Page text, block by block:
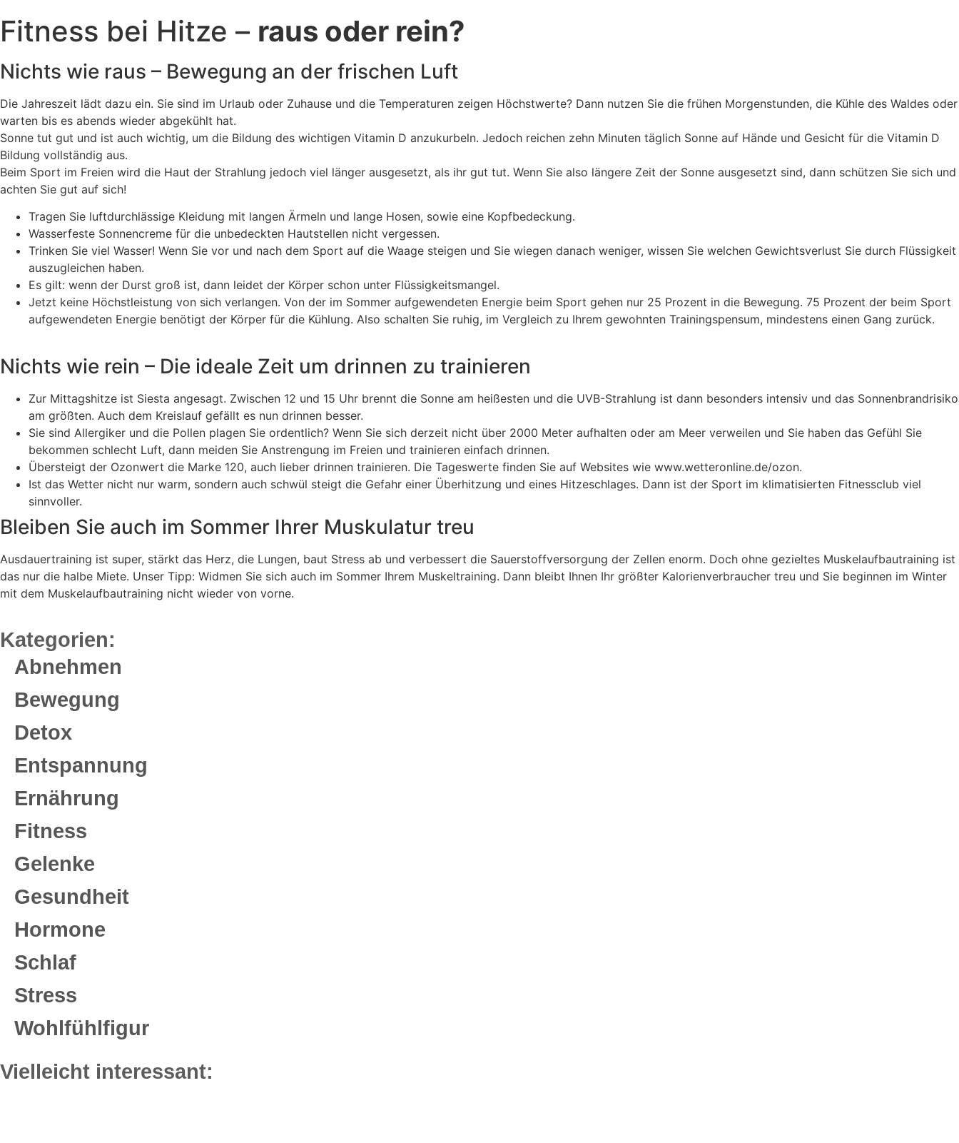
Fitness bei Hitze – raus oder rein?
Nichts wie raus – Bewegung an der frischen Luft
Die Jahreszeit lädt dazu ein. Sie sind im Urlaub oder Zuhause und die Temperaturen zeigen Höchstwerte? Dann nutzen Sie die frühen Morgenstunden, die Kühle des Waldes oder
warten bis es abends wieder abgekühlt hat.
Sonne tut gut und ist auch wichtig, um die Bildung des wichtigen Vitamin D anzukurbeln. Jedoch reichen zehn Minuten täglich Sonne auf Hände und Gesicht für die Vitamin D
Bildung vollständig aus.
Beim Sport im Freien wird die Haut der Strahlung jedoch viel länger ausgesetzt, als ihr gut tut. Wenn Sie also längere Zeit der Sonne ausgesetzt sind, dann schützen Sie sich und
achten Sie gut auf sich!
Tragen Sie luftdurchlässige Kleidung mit langen Ärmeln und lange Hosen, sowie eine Kopfbedeckung.
Wasserfeste Sonnencreme für die unbedeckten Hautstellen nicht vergessen.
Trinken Sie viel Wasser! Wenn Sie vor und nach dem Sport auf die Waage steigen und Sie wiegen danach weniger, wissen Sie welchen Gewichtsverlust Sie durch Flüssigkeit
auszugleichen haben.
Es gilt: wenn der Durst groß ist, dann leidet der Körper schon unter Flüssigkeitsmangel.
Jetzt keine Höchstleistung von sich verlangen. Von der im Sommer aufgewendeten Energie beim Sport gehen nur 25 Prozent in die Bewegung. 75 Prozent der beim Sport
aufgewendeten Energie benötigt der Körper für die Kühlung. Also schalten Sie ruhig, im Vergleich zu Ihrem gewohnten Trainingspensum, mindestens einen Gang zurück.
Nichts wie rein – Die ideale Zeit um drinnen zu trainieren
Zur Mittagshitze ist Siesta angesagt. Zwischen 12 und 15 Uhr brennt die Sonne am heißesten und die UVB-Strahlung ist dann besonders intensiv und das Sonnenbrandrisiko
am größten. Auch dem Kreislauf gefällt es nun drinnen besser.
Sie sind Allergiker und die Pollen plagen Sie ordentlich? Wenn Sie sich derzeit nicht über 2000 Meter aufhalten oder am Meer verweilen und Sie haben das Gefühl Sie
bekommen schlecht Luft, dann meiden Sie Anstrengung im Freien und trainieren einfach drinnen.
Übersteigt der Ozonwert die Marke 120, auch lieber drinnen trainieren. Die Tageswerte finden Sie auf Websites wie www.wetteronline.de/ozon.
Ist das Wetter nicht nur warm, sondern auch schwül steigt die Gefahr einer Überhitzung und eines Hitzeschlages. Dann ist der Sport im klimatisierten Fitnessclub viel
sinnvoller.
Bleiben Sie auch im Sommer Ihrer Muskulatur treu
Ausdauertraining ist super, stärkt das Herz, die Lungen, baut Stress ab und verbessert die Sauerstoffversorgung der Zellen enorm. Doch ohne gezieltes Muskelaufbautraining ist
das nur die halbe Miete. Unser Tipp: Widmen Sie sich auch im Sommer Ihrem Muskeltraining. Dann bleibt Ihnen Ihr größter Kalorienverbraucher treu und Sie beginnen im Winter
mit dem Muskelaufbautraining nicht wieder von vorne.
Kategorien:
Abnehmen
Bewegung
Detox
Entspannung
Ernährung
Fitness
Gelenke
Gesundheit
Hormone
Schlaf
Stress
Wohlfühlfigur
Vielleicht interessant: